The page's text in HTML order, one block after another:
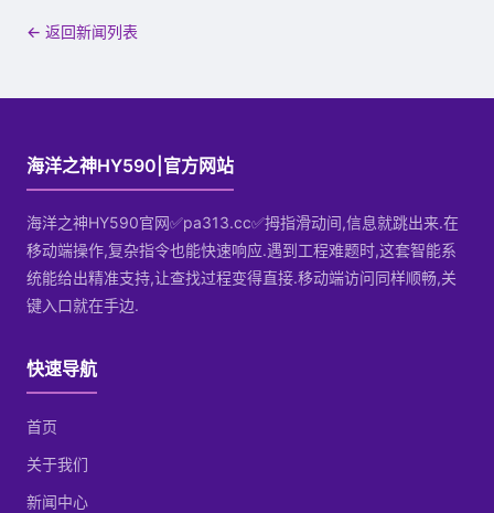
← 返回新闻列表
海洋之神HY590|官方网站
海洋之神HY590官网✅pa313.cc✅拇指滑动间,信息就跳出来.在
移动端操作,复杂指令也能快速响应.遇到工程难题时,这套智能系
统能给出精准支持,让查找过程变得直接.移动端访问同样顺畅,关
键入口就在手边.
快速导航
首页
关于我们
新闻中心